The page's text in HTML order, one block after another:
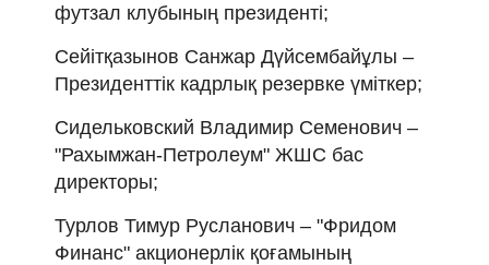
футзал клубының президенті;
Сейітқазынов Санжар Дүйсембайұлы –
Президенттік кадрлық резервке үміткер;
Сидельковский Владимир Семенович –
"Рахымжан-Петролеум" ЖШС бас
директоры;
Турлов Тимур Русланович – "Фридом
Финанс" акционерлік қоғамының